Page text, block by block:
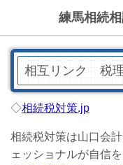
練馬相続
相互リンク 税
◇相続税対策.jp
相続税対策は山口会
ェッショナルが自信